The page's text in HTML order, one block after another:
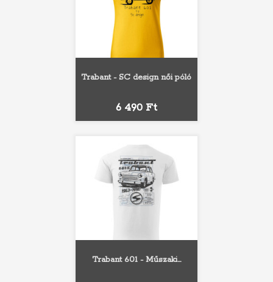
Trabant - SC design női póló
Ár
6 490 Ft
Trabant 601 - Műszaki...